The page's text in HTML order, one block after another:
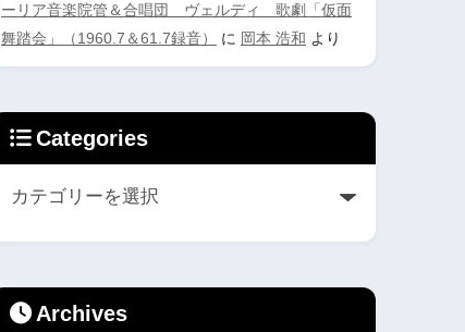
ーリア音楽院管＆合唱団 ヴェルディ 歌劇「仮面
舞踏会」（1960.7＆61.7録音）
に 岡本 浩和 より
Categories
Archives